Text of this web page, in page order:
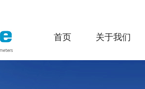
首页 关于我们